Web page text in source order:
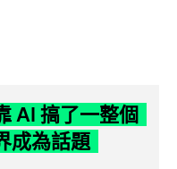
AI 搞了一整個
成為話題